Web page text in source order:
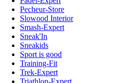
Pecheur-Store
Slowood Interior
Smash-Expert
Sneak'In
Sneakids
Sport is good
Training-Fit
Trek-Expert
Triathlon-Expert